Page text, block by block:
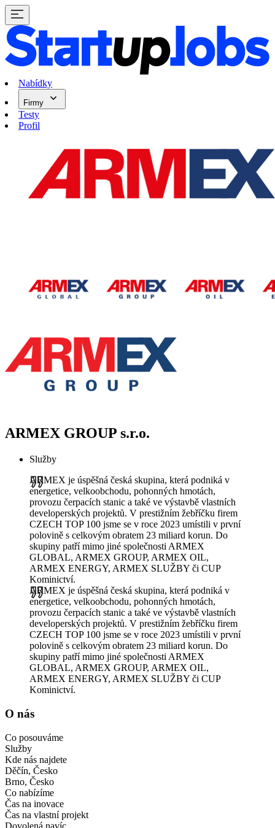
Nabídky
Firmy
Testy
Profil
ARMEX GROUP s.r.o.
Služby
ARMEX je úspěšná česká skupina, která podniká v
energetice, velkoobchodu, pohonných hmotách,
provozu čerpacích stanic a také ve výstavbě vlastních
developerských projektů. V prestižním žebříčku firem
CZECH TOP 100 jsme se v roce 2023 umístili v první
polovině s celkovým obratem 23 miliard korun. Do
skupiny patří mimo jiné společnosti ARMEX
GLOBAL, ARMEX GROUP, ARMEX OIL,
ARMEX ENERGY, ARMEX SLUŽBY či CUP
Kominictví.
ARMEX je úspěšná česká skupina, která podniká v
energetice, velkoobchodu, pohonných hmotách,
provozu čerpacích stanic a také ve výstavbě vlastních
developerských projektů. V prestižním žebříčku firem
CZECH TOP 100 jsme se v roce 2023 umístili v první
polovině s celkovým obratem 23 miliard korun. Do
skupiny patří mimo jiné společnosti ARMEX
GLOBAL, ARMEX GROUP, ARMEX OIL,
ARMEX ENERGY, ARMEX SLUŽBY či CUP
Kominictví.
O nás
Co posouváme
Služby
Kde nás najdete
Děčín, Česko
Brno, Česko
Co nabízíme
Čas na inovace
Čas na vlastní projekt
Dovolená navíc